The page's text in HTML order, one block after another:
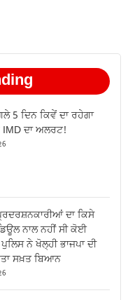
5 ਦਿਨ ਕਿਵੇਂ ਦਾ ਰਹੇਗਾ
ਦਾ ਅਲਰਟ!
ਦਾ ਕਿਸੇ
ਨਾਲ ਨਹੀਂ ਸੀ ਕੋਈ
ਨੇ ਖੋਲ੍ਹੀ ਭਾਜਪਾ ਦੀ
ਸਖ਼ਤ ਬਿਆਨ